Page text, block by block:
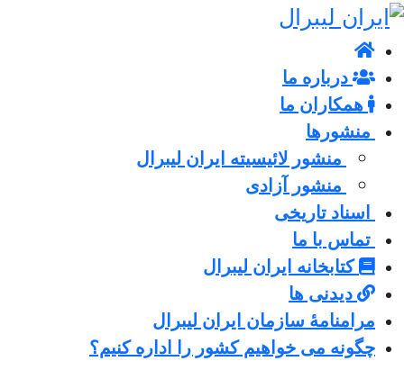
درباره ما
همکاران ما
منشورها
منشور لائیسیته ایران لیبرال
منشور آزادی
اسناد تاریخی
تماس با ما
کتابخانه ایران لیبرال
دیدنی ها
مرامنامۀ سازمان ایران لیبرال
چگونه می خواهیم کشور را اداره کنیم؟